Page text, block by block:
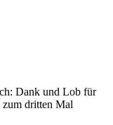
Dank und Lob für
dritten Mal